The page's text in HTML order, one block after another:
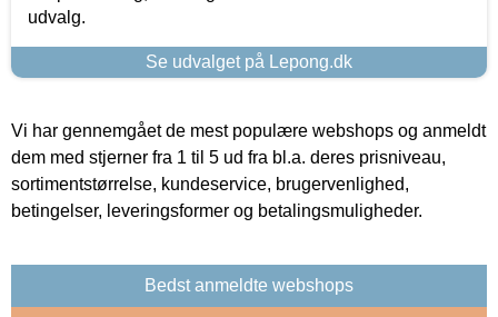
udvalg.
Se udvalget på Lepong.dk
Vi har gennemgået de mest populære webshops og anmeldt
dem med stjerner fra 1 til 5 ud fra bl.a. deres prisniveau,
sortimentstørrelse, kundeservice, brugervenlighed,
betingelser, leveringsformer og betalingsmuligheder.
Bedst anmeldte webshops